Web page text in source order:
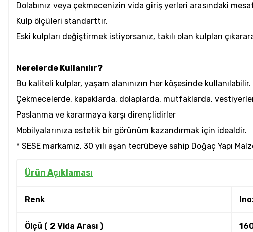
Dolabınız veya çekmecenizin vida giriş yerleri arasındaki
Kulp ölçüleri standarttır.
Eski kulpları değiştirmek istiyorsanız, takılı olan kulpları
Nerelerde Kullanılır?
Bu kaliteli kulplar, yaşam alanınızın her köşesinde kullanılabilir.
Çekmecelerde, kapaklarda, dolaplarda, mutfaklarda,
Paslanma ve kararmaya karşı dirençlidirler
Mobilyalarınıza estetik bir görünüm kazandırmak için idealdir.
* SESE markamız, 30 yılı aşan tecrübeye sahip Doğaç Yapı
Ürün Açıklaması
Renk
Ölçü ( 2 Vida Arası )